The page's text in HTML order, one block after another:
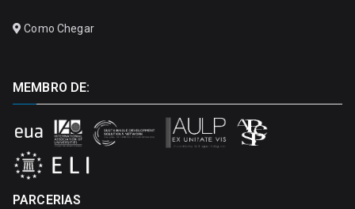
Como Chegar
MEMBRO DE:
PARCERIAS